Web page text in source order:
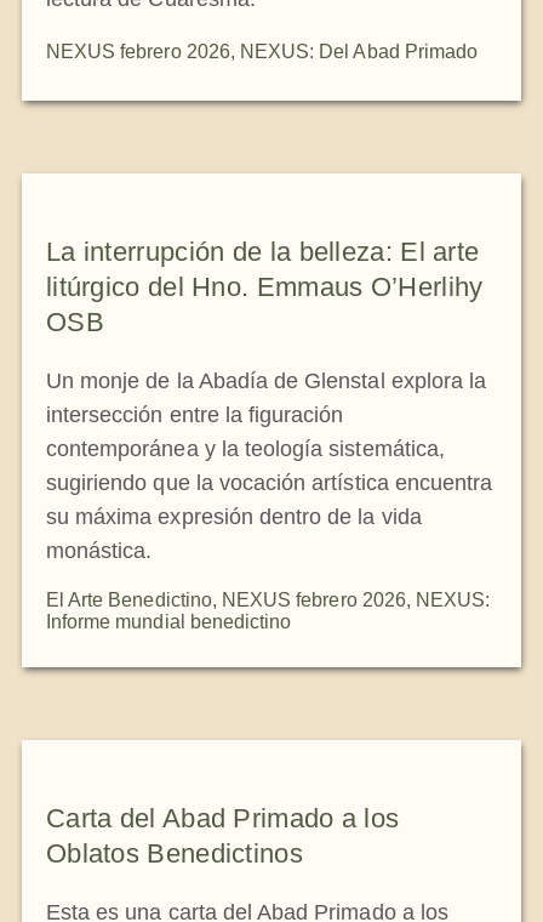
NEXUS febrero 2026, NEXUS: Del Abad Primado
La interrupción de la belleza: El arte
litúrgico del Hno. Emmaus O’Herlihy
OSB
Un monje de la Abadía de Glenstal explora la
intersección entre la figuración
contemporánea y la teología sistemática,
sugiriendo que la vocación artística encuentra
su máxima expresión dentro de la vida
monástica.
El Arte Benedictino, NEXUS febrero 2026, NEXUS:
Informe mundial benedictino
Carta del Abad Primado a los
Oblatos Benedictinos
Esta es una carta del Abad Primado a los